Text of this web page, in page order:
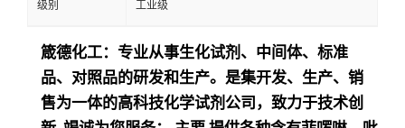
级别 工业级
箴德化工：专业从事生化试剂、中间体、标准
品、对照品的研发和生产。是集开发、生产、销
售为一体的高科技化学试剂公司，致力于技术创